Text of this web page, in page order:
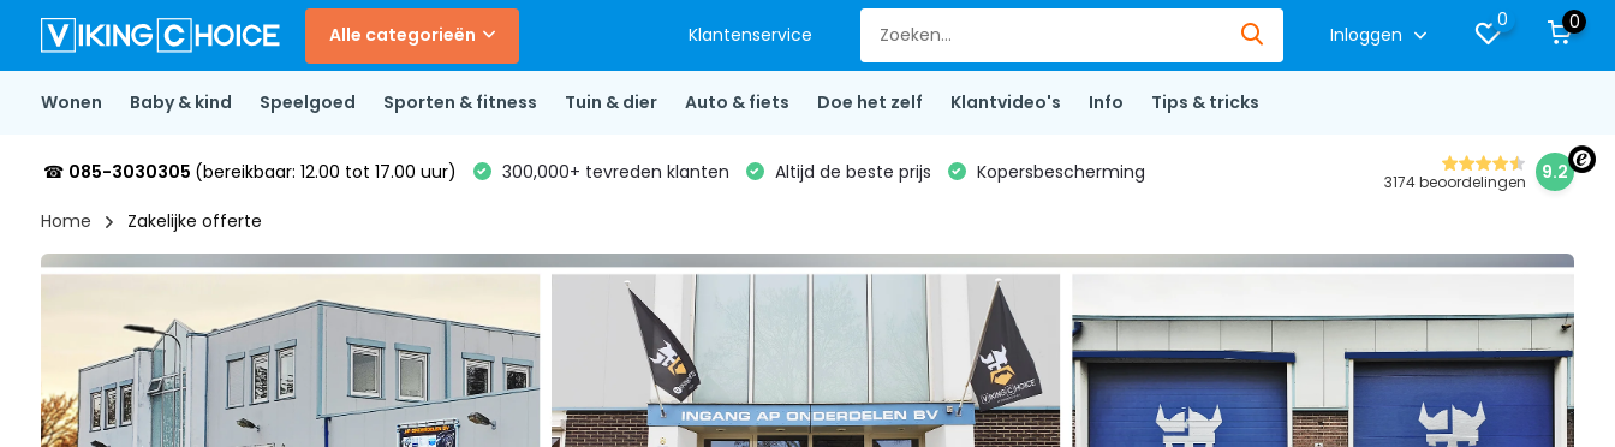
Alle categorieën Klantenservice Inloggen
0 0
Wonen Baby & kind Speelgoed Sporten & fitness Tuin & dier Auto & fiets Doe het zelf Klantvideo's Info Tips & tricks
☎ 085-3030305 (bereikbaar: 12.00 tot 17.00 uur) 300,000+ tevreden klanten Altijd de beste prijs Kopersbescherming 3174 beoordelingen 9.2
Home Zakelijke offerte